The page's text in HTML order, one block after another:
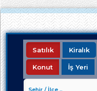
Satılık Kiralık
Konut İş Yeri